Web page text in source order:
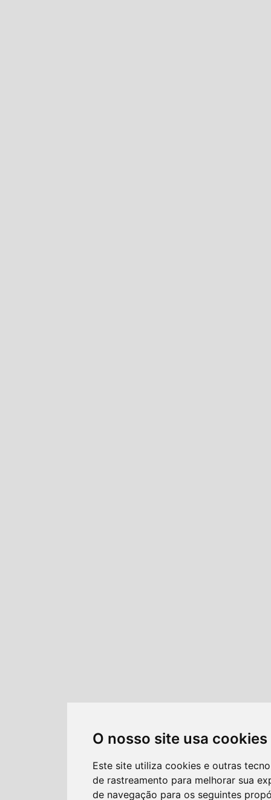
O nosso site usa cookies
Este site utiliza cookies e outras
de rastreamento para melhorar sua
de navegação para os seguintes